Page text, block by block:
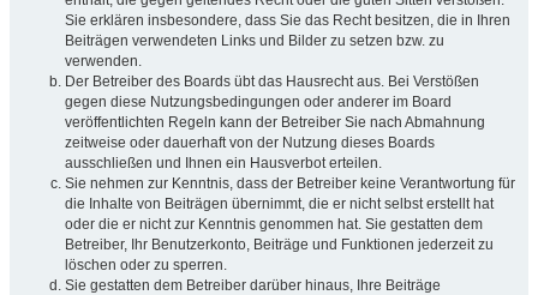
Sie erklären insbesondere, dass Sie das Recht besitzen, die in Ihren
Beiträgen verwendeten Links und Bilder zu setzen bzw. zu
verwenden.
Der Betreiber des Boards übt das Hausrecht aus. Bei Verstößen
gegen diese Nutzungsbedingungen oder anderer im Board
veröffentlichten Regeln kann der Betreiber Sie nach Abmahnung
zeitweise oder dauerhaft von der Nutzung dieses Boards
ausschließen und Ihnen ein Hausverbot erteilen.
Sie nehmen zur Kenntnis, dass der Betreiber keine Verantwortung für
die Inhalte von Beiträgen übernimmt, die er nicht selbst erstellt hat
oder die er nicht zur Kenntnis genommen hat. Sie gestatten dem
Betreiber, Ihr Benutzerkonto, Beiträge und Funktionen jederzeit zu
löschen oder zu sperren.
Sie gestatten dem Betreiber darüber hinaus, Ihre Beiträge